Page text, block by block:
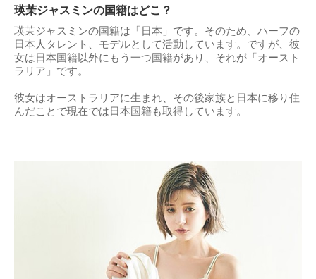
瑛茉ジャスミンの国籍はどこ？
瑛茉ジャスミンの国籍は「日本」です。そのため、ハーフの
日本人タレント、モデルとして活動しています。ですが、彼
女は日本国籍以外にもう一つ国籍があり、それが「オースト
ラリア」です。
彼女はオーストラリアに生まれ、その後家族と日本に移り住
んだことで現在では日本国籍も取得しています。